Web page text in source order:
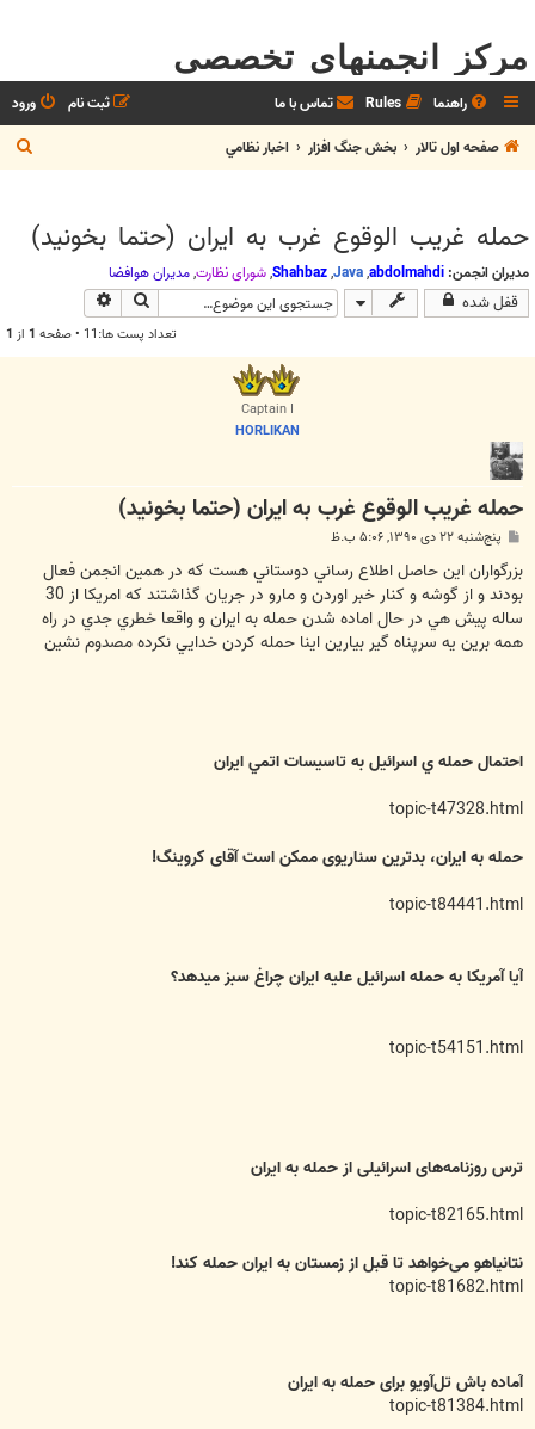
مرکز انجمنهای تخصصی
راهنما Rules تماس با ما ورود
ثبت نام
صفحه اول تالار
بخش جنگ افزار اخبار نظامي
س
حمله غريب الوقوع غرب به ايران (حتما بخونيد)
مدیران انجمن: abdolmahdi
,
Java
,
Shahbaz
,شوراي نظارت,مديران هوافضا
قفل شده جستجو
تعداد پست ها:11 • صفحه 1 از 1
Captain I
HORLIKAN
حمله غريب الوقوع غرب به ايران (حتما بخونيد)
س
ت
پنج‌شنبه ۲۲ دی ۱۳۹۰, ۵:۰۶ ب.ظ
بزرگواران اين حاصل اطلاع رساني دوستاني هست كه در همين انجمن فعال
بودند و از گوشه و كنار خبر اوردن و مارو در جريان گذاشتند كه امريكا از 30
ساله پيش هي در حال اماده شدن حمله به ايران و واقعا خطري جدي در راه
همه برين يه سرپناه گير بيارين اينا حمله كردن خدايي نكرده مصدوم نشين
احتمال حمله ي اسرائيل به تاسيسات اتمي ايران
topic-t47328.html
حمله به ایران، بدترین سناریوی ممکن است آقای کروینگ!
topic-t84441.html
آیا آمریکا به حمله اسرائیل علیه ایران چراغ سبز میدهد؟
topic-t54151.html
ترس روزنامه‌های اسرائیلی از حمله به ایران
topic-t82165.html
نتانیاهو می‌خواهد تا قبل از زمستان به ایران حمله کند!
topic-t81682.html
آماده باش تل‌آويو برای حمله به ايران
topic-t81384.html